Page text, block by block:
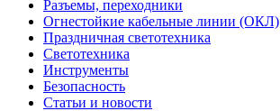
Разъемы, переходники
Огнестойкие кабельные линии (ОКЛ)
Праздничная светотехника
Светотехника
Инструменты
Безопасность
Статьи и новости